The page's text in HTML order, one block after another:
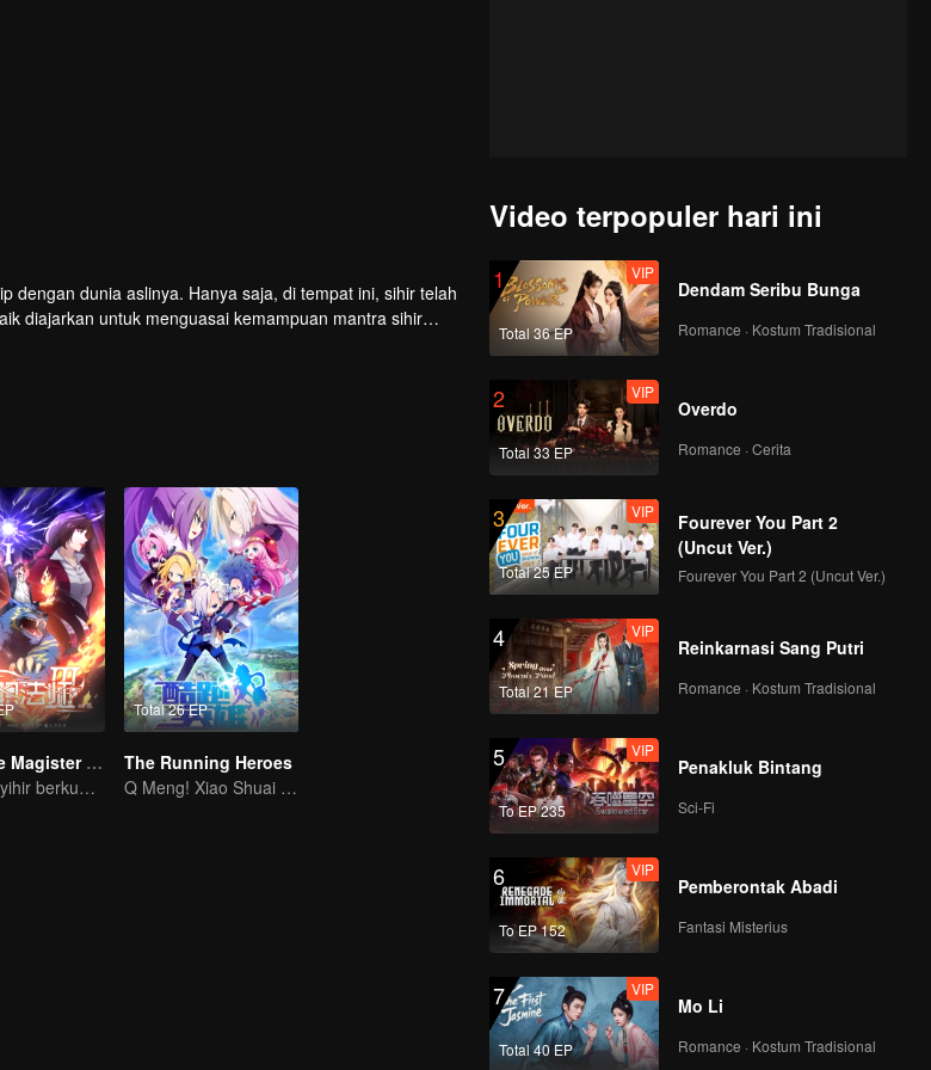
dengan dunia aslinya. Hanya saja, di tempat ini, sihir telah
diajarkan untuk menguasai kemampuan mantra sihir
Full-Time Magister SS3
Para penyihir berkumpul untuk menghadapi para monster
Total 26 EP
The Running Heroes
Q Meng! Xiao Shuai Dao-mei Coldrun College
Video terpopuler hari ini
1
Total 36 EP
VIP
Dendam Seribu Bunga
Romance · Kostum Tradisional
2
Total 33 EP
VIP
Overdo
Romance · Cerita
3
Total 25 EP
VIP
Fourever You Part 2
(Uncut Ver.)
Fourever You Part 2 (Uncut Ver.)
4
Total 21 EP
VIP
Reinkarnasi Sang Putri
Romance · Kostum Tradisional
5
To EP 235
VIP
Penakluk Bintang
Sci-Fi
6
To EP 152
VIP
Pemberontak Abadi
Fantasi Misterius
7
Total 40 EP
VIP
Mo Li
Romance · Kostum Tradisional